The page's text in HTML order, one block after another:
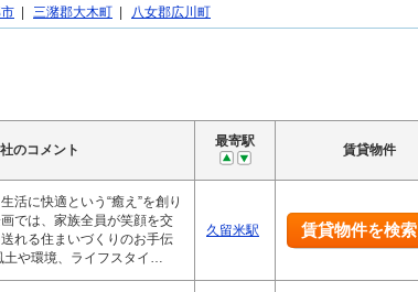
| 三潴郡大木町 | 八女郡広川町
のコメント
最寄駅
賃貸物件
活に快適という“癒え”を創り
では、家族全員が笑顔を交
れる住まいづくりのお手伝
土や環境、ライフスタイ…
久留米駅 賃貸物件を検索